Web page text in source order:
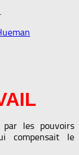
par les pouvoirs
compensait le